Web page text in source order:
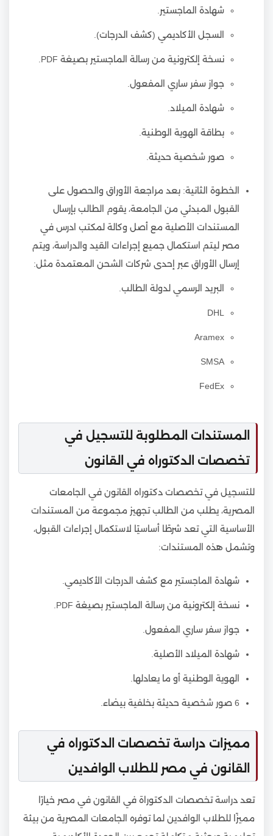
شهادة الماجستير.
السجل الأكاديمي (كشف الدرجات).
نسخة إلكترونية من رسالة الماجستير بصيغة PDF.
جواز سفر ساري المفعول.
شهادة الميلاد.
بطاقة الهوية الوطنية.
صور شخصية حديثة.
الخطوة الثانية: بعد مراجعة الأوراق والحصول على
القبول المبدئي من الجامعة، يقوم الطالب بإرسال
المستندات الأصلية مع أصل وكالة لمكتب ادرس في
مصر ليتم استكمال جميع إجراءات القيد والدراسة، ويتم
إرسال الأوراق عبر إحدى شركات الشحن المعتمدة مثل:
البريد الرسمي لدولة الطالب.
DHL
Aramex
SMSA
FedEx
المستندات المطلوبة للتسجيل في
تخصصات الدكتوراه في القانون
للتسجيل في تخصصات دكتوراه القانون في الجامعات
المصرية، يطلب من الطالب تجهيز مجموعة من المستندات
الأساسية التي تعد شرطًا أساسيًا لاستكمال إجراءات القبول،
وتشمل هذه المستندات:
شهادة الماجستير مع كشف الدرجات الأكاديمي.
نسخة إلكترونية من رسالة الماجستير بصيغة PDF.
جواز سفر ساري المفعول.
شهادة الميلاد الأصلية.
الهوية الوطنية أو ما يعادلها.
6 صور شخصية حديثة بخلفية بيضاء.
مميزات دراسة تخصصات الدكتوراه في
القانون في مصر للطلاب الوافدين
تعد دراسة تخصصات الدكتوراة في القانون في مصر خيارًا
مميزًا للطلاب الوافدين لما توفره الجامعات المصرية من بيئة